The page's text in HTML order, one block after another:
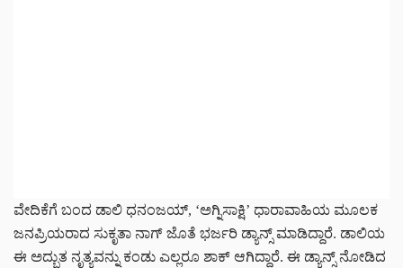
ವೇದಿಕೆಗೆ ಬಂದ ಡಾಲಿ ಧನಂಜಯ್, ‘ಅಗ್ನಿಸಾಕ್ಷಿ’ ಧಾರಾವಾಹಿಯ ಮೂಲಕ
ಜನಪ್ರಿಯರಾದ ಸುಕೃತಾ ನಾಗ್ ಜೊತೆ ಭರ್ಜರಿ ಡ್ಯಾನ್ಸ್ ಮಾಡಿದ್ದಾರೆ. ಡಾಲಿಯ
ಈ ಅದ್ಭುತ ನೃತ್ಯವನ್ನು ಕಂಡು ಎಲ್ಲರೂ ಶಾಕ್ ಆಗಿದ್ದಾರೆ. ಈ ಡ್ಯಾನ್ಸ್ ನೋಡಿದ